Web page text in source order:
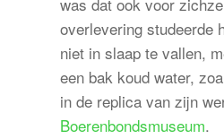
overlevering studeerde
niet in slaap te vallen,
een bak koud water,
in de replica van zijn
Boerenbondsmuseum.